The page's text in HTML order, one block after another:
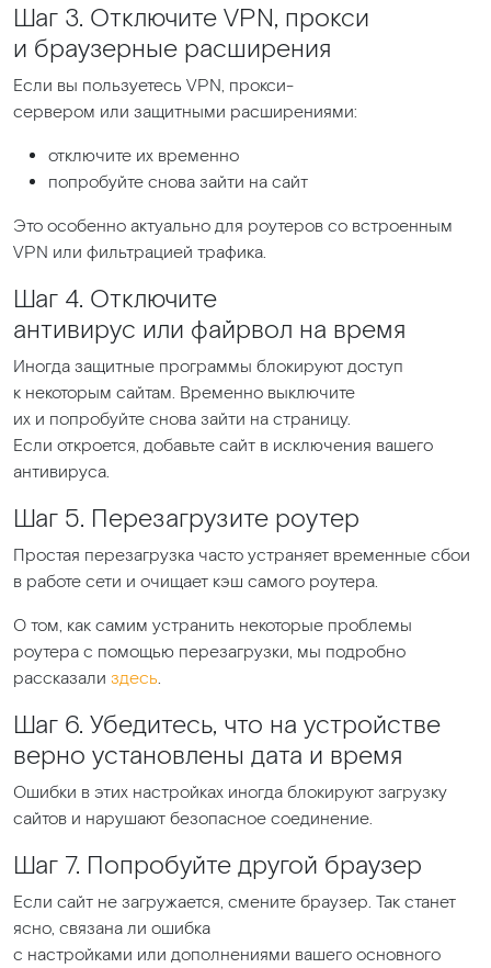
Шаг 3. Отключите VPN, прокси
и браузерные расширения
Если вы пользуетесь VPN, прокси-
сервером или защитными расширениями:
отключите их временно
попробуйте снова зайти на сайт
Это особенно актуально для роутеров со встроенным
VPN или фильтрацией трафика.
Шаг 4. Отключите
антивирус или файрвол на время
Иногда защитные программы блокируют доступ
к некоторым сайтам. Временно выключите
их и попробуйте снова зайти на страницу.
Если откроется, добавьте сайт в исключения вашего
антивируса.
Шаг 5. Перезагрузите роутер
Простая перезагрузка часто устраняет временные сбои
в работе сети и очищает кэш самого роутера.
О том, как самим устранить некоторые проблемы
роутера с помощью перезагрузки, мы подробно
рассказали здесь.
Шаг 6. Убедитесь, что на устройстве
верно установлены дата и время
Ошибки в этих настройках иногда блокируют загрузку
сайтов и нарушают безопасное соединение.
Шаг 7. Попробуйте другой браузер
Если сайт не загружается, смените браузер. Так станет
ясно, связана ли ошибка
с настройками или дополнениями вашего основного